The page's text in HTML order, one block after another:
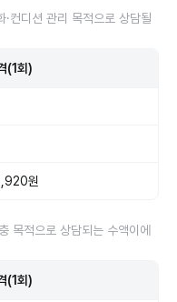
컨디션 관리 목적으로 상담될
(1회)
원
목적으로 상담되는 수액이에
(1회)